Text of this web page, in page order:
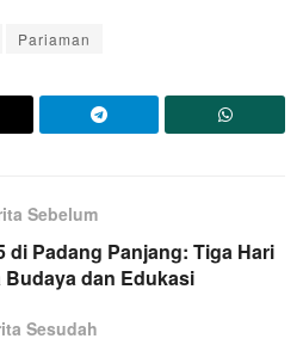
Pariaman
Sebelum
di Padang Panjang: Tiga Hari
Budaya dan Edukasi
Sesudah